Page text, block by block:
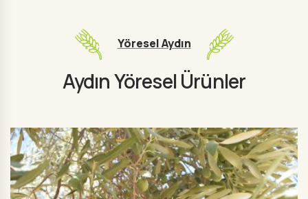
Yöresel Aydın
Aydın Yöresel Ürünler